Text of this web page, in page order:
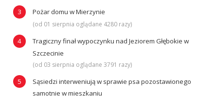
Pożar domu w Mierzynie
(od 01 sierpnia oglądane 4280 razy)
Tragiczny finał wypoczynku nad Jeziorem Głębokie w
Szczecinie
(od 03 sierpnia oglądane 3791 razy)
Sąsiedzi interweniują w sprawie psa pozostawionego
samotnie w mieszkaniu